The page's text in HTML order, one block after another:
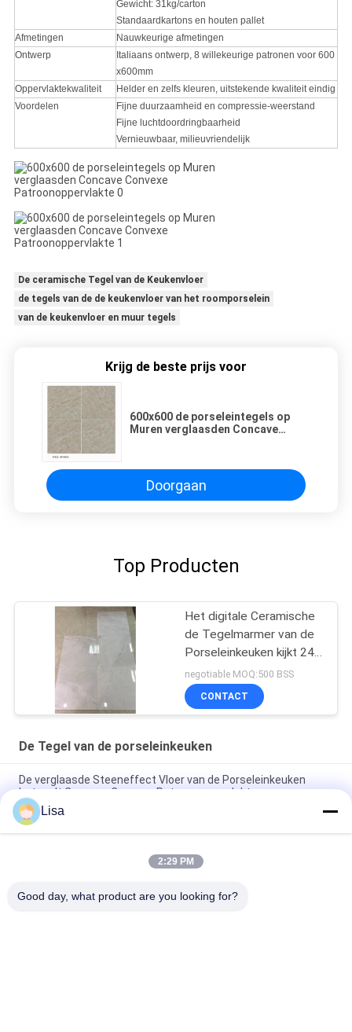
Gewicht: 31kg/carton
Standaardkartons en houten pallet
Afmetingen
Nauwkeurige afmetingen
Ontwerp
Italiaans ontwerp, 8 willekeurige patronen voor 600
x600mm
Oppervlaktekwaliteit
Helder en zelfs kleuren, uitstekende kwaliteit eindig
Voordelen
Fijne duurzaamheid en compressie-weerstand
Fijne luchtdoordringbaarheid
Vernieuwbaar, milieuvriendelijk
De ceramische Tegel van de Keukenvloer
de tegels van de de keukenvloer van het roomporselein
van de keukenvloer en muur tegels
Krijg de beste prijs voor
600x600 de porseleintegels op
Muren verglaasden Concave
Doorgaan
Top Producten
Het digitale Ceramische
de Tegelmarmer van de
Porseleinkeuken kijkt 24
Verglaasde de
Muursteun van ' X 24 '
negotiable MOQ:500 BSS
CONTACT
De Tegel van de porseleinkeuken
De verglaasde Steeneffect Vloer van de Porseleinkeuken
betegelt Concave Convexe Patroonoppervlakte
De Tegel van de het Porseleinkeuken van de aardsteen/24x24-
Keramische tegel het Certificaat van Ce
De Keukentegel van het vorst Bestand Porselein/Marmeren
Lisa
2:29 PM
Good day, what product are you looking for?